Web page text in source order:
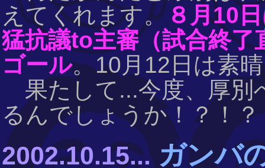
えてくれます。 ８月10
猛抗議to主審（試合終了
ゴール。10月12日は素
果たして...今度、厚別
るんでしょうか！？！
2002.10.15... ガンバ